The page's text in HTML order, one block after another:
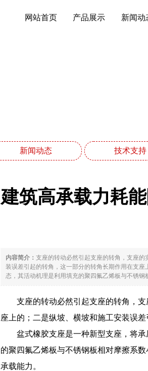
网站首页 产品展示 新闻动
新闻动态 技术支持
建筑高承载力耗
内容简介： 支座的转动必然引起支座的转角，支座
装误差引起的转角，这一部分的转角长期作用在支
态，其活动机理是利用填充的聚四氟乙烯板与不锈
支座的转动必然引起支座的转角，
座上的；二是纵坡、横坡和施工安装误
盆式橡胶支座是一种新型支座，将
的聚四氟乙烯板与不锈钢板相对摩擦系
承载能力。